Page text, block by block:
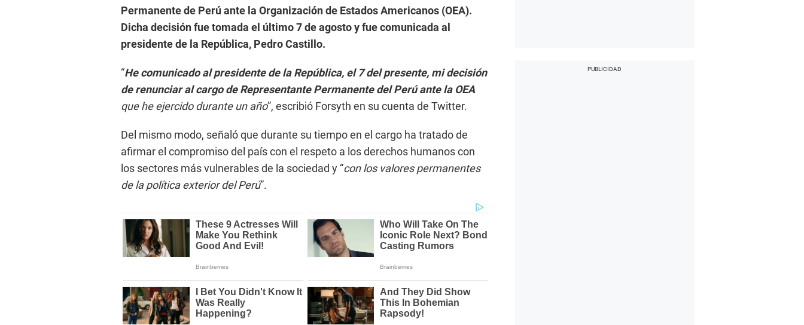
Permanente de Perú ante la Organización de Estados Americanos (OEA).
Dicha decisión fue tomada el último 7 de agosto y fue comunicada al
presidente de la República, Pedro Castillo.
“He comunicado al presidente de la República, el 7 del presente, mi decisión
de renunciar al cargo de Representante Permanente del Perú ante la OEA
que he ejercido durante un año”, escribió Forsyth en su cuenta de Twitter.
Del mismo modo, señaló que durante su tiempo en el cargo ha tratado de
afirmar el compromiso del país con el respeto a los derechos humanos con
los sectores más vulnerables de la sociedad y “con los valores permanentes
de la política exterior del Perú”.